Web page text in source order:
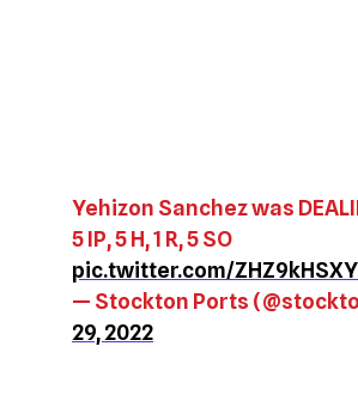
Yehizon Sanchez was
5 IP, 5 H, 1 R, 5 SO
pic.twitter.com/
— Stockton Ports
29, 2022